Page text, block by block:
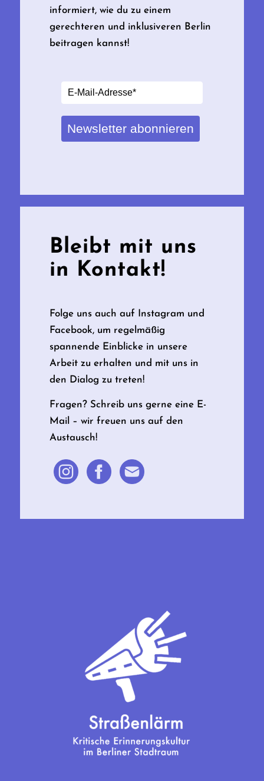
informiert, wie du zu einem
gerechteren und inklusiveren Berlin
beitragen kannst!
Newsletter abonnieren
Bleibt mit uns
in Kontakt!
Folge uns auch auf Instagram und
Facebook, um regelmäßig
spannende Einblicke in unsere
Arbeit zu erhalten und mit uns in
den Dialog zu treten!
Fragen? Schreib uns gerne eine E-
Mail – wir freuen uns auf den
Austausch!